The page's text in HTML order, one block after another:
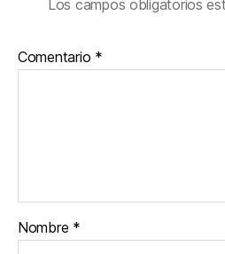
Los campos obligatorios
Comentario *
Nombre *